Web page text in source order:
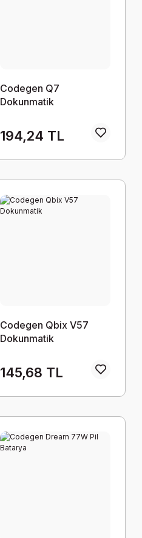
Codegen Q7
Dokunmatik
194,24 TL
Codegen Qbix V57
Dokunmatik
145,68 TL